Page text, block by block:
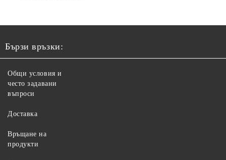
Бързи връзки:
Общи условия и
често задавани
въпроси
Доставка
Връщане на
продукти